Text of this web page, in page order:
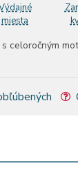
miesta
celoročným